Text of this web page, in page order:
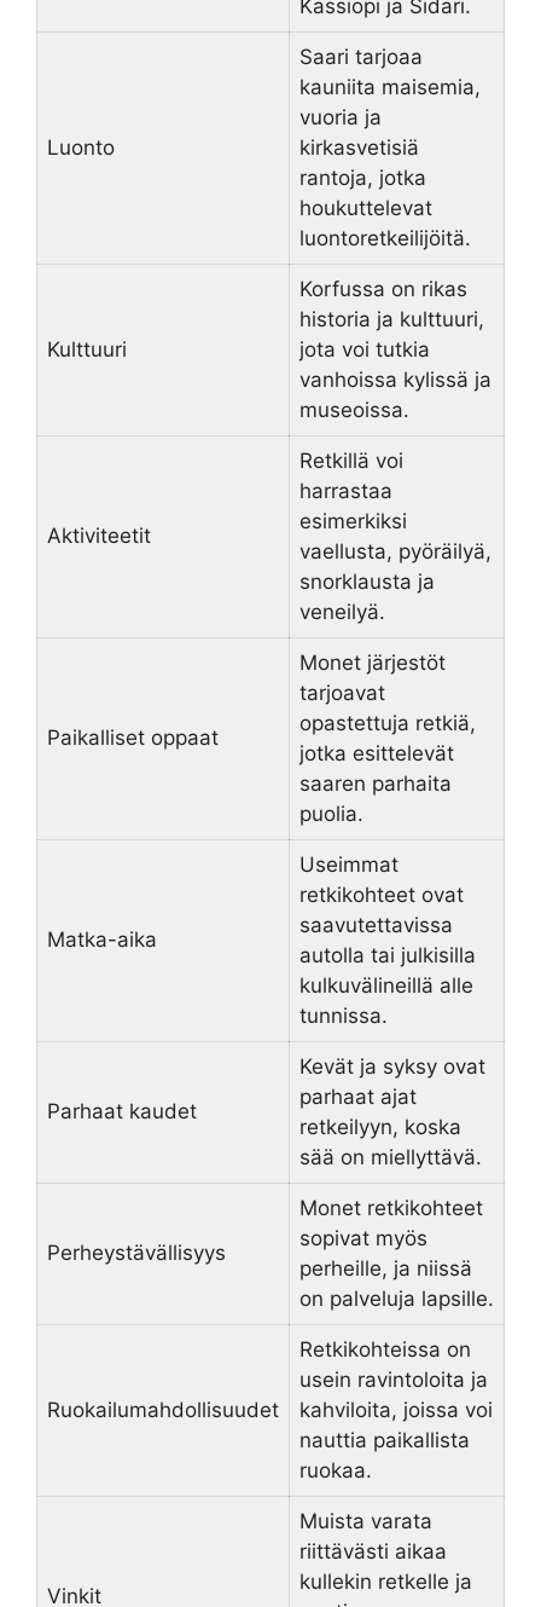
Kassiopi ja Sidari.
Luonto
Saari tarjoaa
kauniita maisemia,
vuoria ja
kirkasvetisiä
rantoja, jotka
houkuttelevat
luontoretkeilijöitä.
Kulttuuri
Korfussa on rikas
historia ja kulttuuri,
jota voi tutkia
vanhoissa kylissä ja
museoissa.
Aktiviteetit
Retkillä voi
harrastaa
esimerkiksi
vaellusta, pyöräilyä,
snorklausta ja
veneilyä.
Paikalliset oppaat
Monet järjestöt
tarjoavat
opastettuja retkiä,
jotka esittelevät
saaren parhaita
puolia.
Matka-aika
Useimmat
retkikohteet ovat
saavutettavissa
autolla tai julkisilla
kulkuvälineillä alle
tunnissa.
Parhaat kaudet
Kevät ja syksy ovat
parhaat ajat
retkeilyyn, koska
sää on miellyttävä.
Perheystävällisyys
Monet retkikohteet
sopivat myös
perheille, ja niissä
on palveluja lapsille.
Ruokailumahdollisuudet
Retkikohteissa on
usein ravintoloita ja
kahviloita, joissa voi
nauttia paikallista
ruokaa.
Vinkit
Muista varata
riittävästi aikaa
kullekin retkelle ja